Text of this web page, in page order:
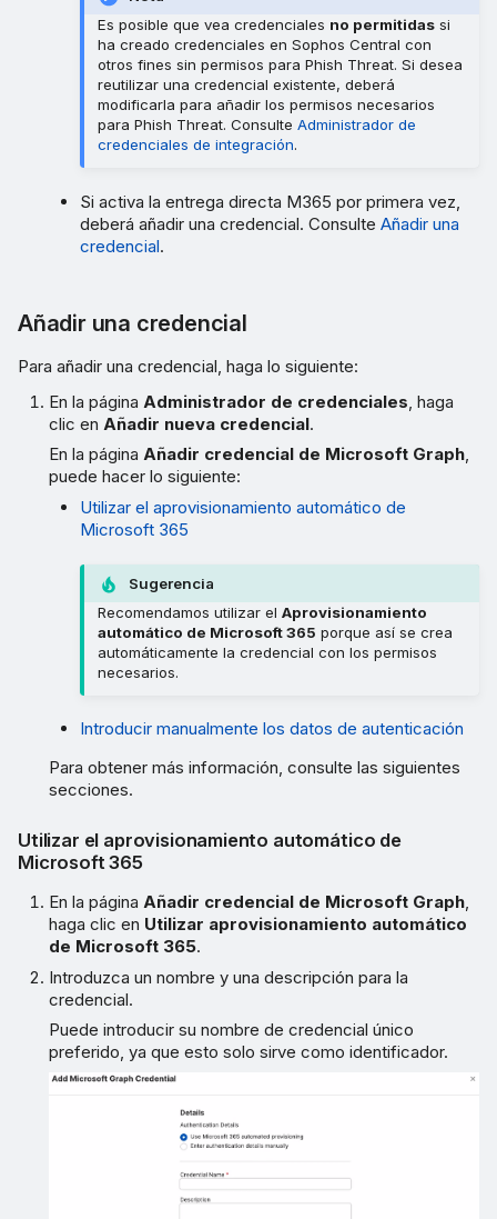
Es posible que vea credenciales no permitidas si
ha creado credenciales en Sophos Central con
otros fines sin permisos para Phish Threat. Si desea
reutilizar una credencial existente, deberá
modificarla para añadir los permisos necesarios
para Phish Threat. ConsulteAdministrador de
credenciales de integración.
Si activa la entrega directa M365 por primera vez,
deberá añadir una credencial. ConsulteAñadir una
credencial.
Añadir una credencial
Para añadir una credencial, haga lo siguiente:
En la página Administrador de credenciales , haga
clic en Añadir nueva credencial.
En la páginaAñadir credencial de Microsoft Graph,
puede hacer lo siguiente:
Utilizar el aprovisionamiento automático de
Microsoft 365
Sugerencia
Recomendamos utilizar elAprovisionamiento
automático de Microsoft 365 porque así se crea
automáticamente la credencial con los permisos
necesarios.
Introducir manualmente los datos de autenticación
Para obtener más información, consulte las siguientes
secciones.
Utilizar el aprovisionamiento automático de
Microsoft 365
En la páginaAñadir credencial de Microsoft Graph,
haga clic en Utilizar aprovisionamiento automático
de Microsoft 365.
Introduzca un nombre y una descripción para la
credencial.
Puede introducir su nombre de credencial único
preferido, ya que esto solo sirve como identificador.